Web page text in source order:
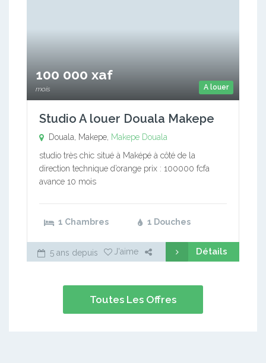
A louer
100 000 xaf
mois
Studio A louer Douala Makepe
Douala, Makepe, Makepe Douala
studio très chic situé à Maképé à côté de la
direction technique d’orange prix : 100000 fcfa
avance 10 mois
1 Chambres 1 Douches
5 ans depuis J'aime Détails
Toutes Les Offres